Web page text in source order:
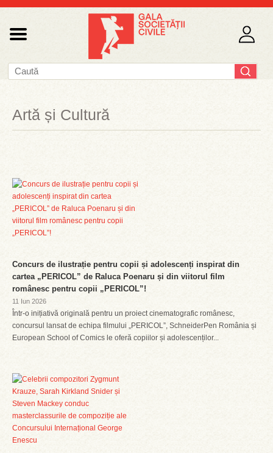
Artă și Cultură
Concurs de ilustrație pentru copii și adolescenți inspirat din
cartea „PERICOL” de Raluca Poenaru și din viitorul film
românesc pentru copii „PERICOL”!
11 Iun 2026
Într-o inițiativă originală pentru un proiect cinematografic românesc,
concursul lansat de echipa filmului „PERICOL”, SchneiderPen România și
European School of Comics le oferă copiilor și adolescenților...